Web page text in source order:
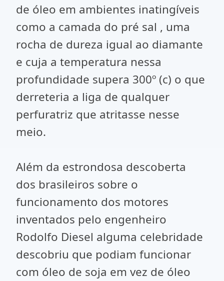
de óleo em ambientes inatingíveis
como a camada do pré sal , uma
rocha de dureza igual ao diamante
e cuja a temperatura nessa
profundidade supera 300º (c) o que
derreteria a liga de qualquer
perfuratriz que atritasse nesse
meio.
Além da estrondosa descoberta
dos brasileiros sobre o
funcionamento dos motores
inventados pelo engenheiro
Rodolfo Diesel alguma celebridade
descobriu que podiam funcionar
com óleo de soja em vez de óleo